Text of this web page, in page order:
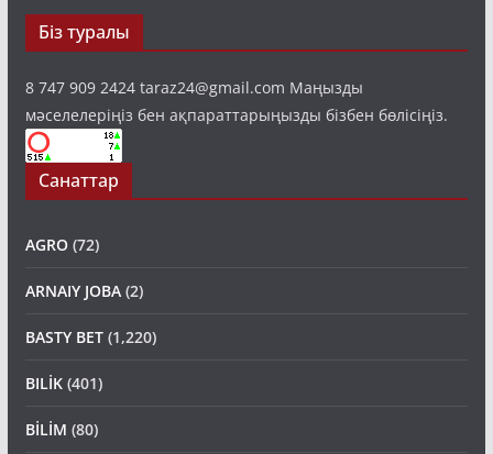
Біз туралы
8 747 909 2424 taraz24@gmail.com Маңызды
мәселелеріңіз бен ақпараттарыңызды бізбен бөлісіңіз.
Санаттар
AGRO(72)
ARNAIY JOBA(2)
BASTY BET(1,220)
BILİK(401)
BİLİM (80)